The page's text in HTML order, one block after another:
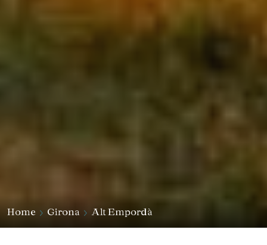
Home Girona Alt Empordà